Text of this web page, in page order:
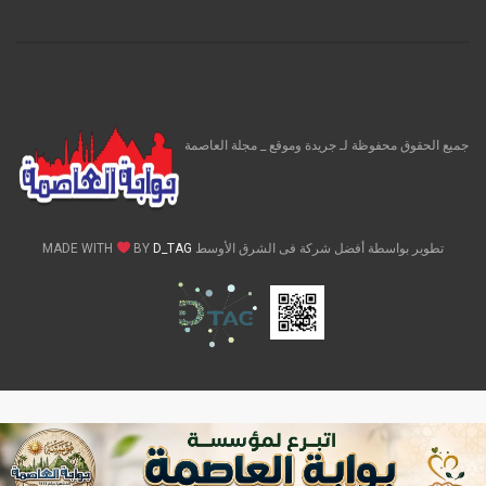
جميع الحقوق محفوظة لـ جريدة وموقع _ مجلة العاصمة
تطوير بواسطة أفضل شركة فى الشرق الأوسط MADE WITH BY D_TAG